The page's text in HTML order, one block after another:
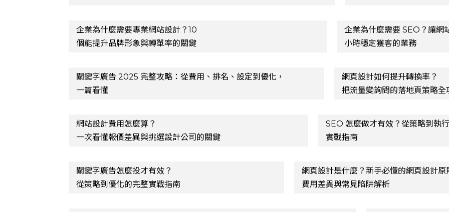
企業為什麼需要專業網站設計？10
個能提升品牌形象與轉單率的關鍵
企業為什麼需要 SEO？讓網
小時穩定獲客的業務
關鍵字廣告 2025 完整攻略：從費用、排名、設定到優化，
一篇看懂
網頁設計如何提升轉換率？
把流量變詢問的落地頁策略全
網站設計費用怎麼算？
一次看懂報價差異與挑選設計公司的關鍵
SEO 怎麼做才有效？從策略到執
實戰指南
關鍵字廣告怎麼投才有效？
從策略到優化的完整實戰指南
網頁設計是什麼？新手必懂的網頁設計原
費用差異與常見陷阱解析